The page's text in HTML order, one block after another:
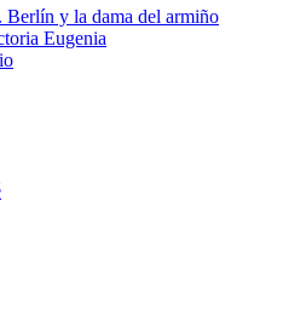
Berlín y la dama del armiño
Eugenia